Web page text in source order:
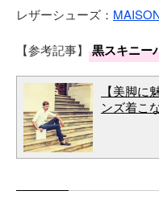
レザーシューズ：
【参考記事】 黒スキニー
【美脚に
ンズ着こ